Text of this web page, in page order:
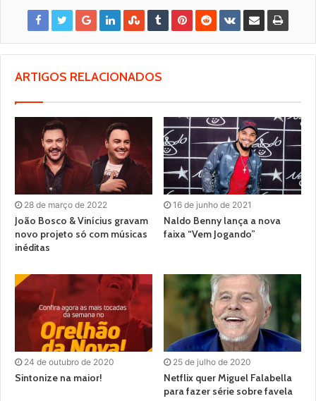
ARTIGOS RELACIONADOS
28 de março de 2022
João Bosco & Vinícius gravam
novo projeto só com músicas
inéditas
16 de junho de 2021
Naldo Benny lança a nova
faixa “Vem Jogando”
24 de outubro de 2020
Sintonize na maior!
25 de julho de 2020
Netflix quer Miguel Falabella
para fazer série sobre favela